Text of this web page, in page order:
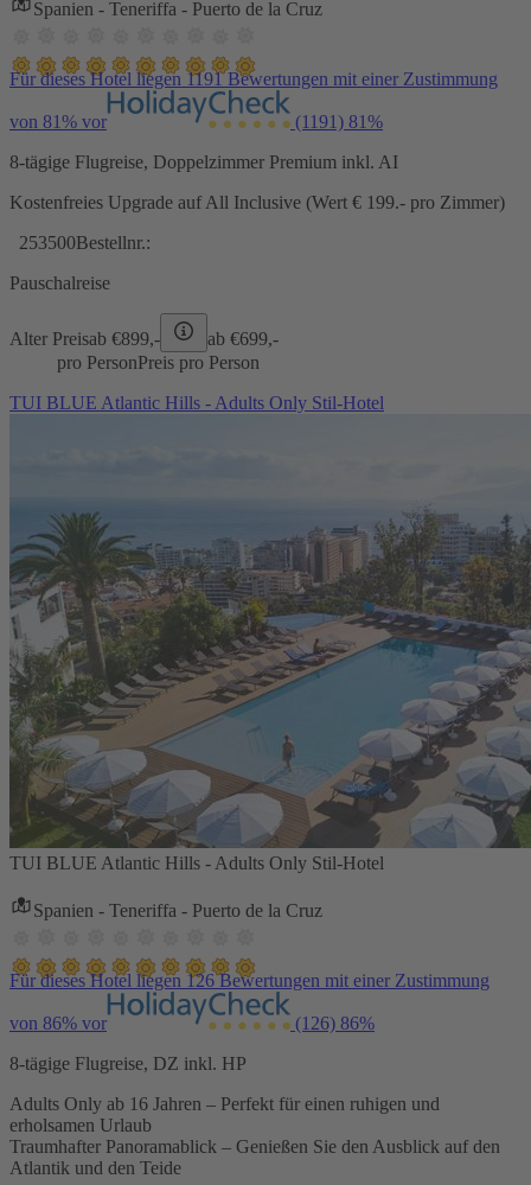
Spanien - Teneriffa - Puerto de la Cruz
Für dieses Hotel liegen 1191 Bewertungen mit einer Zustimmung
von 81% vor (1191) 81%
8-tägige Flugreise, Doppelzimmer Premium inkl. AI
Kostenfreies Upgrade auf All Inclusive (Wert € 199.- pro Zimmer)
253500Bestellnr.:
Pauschalreise
Alter Preisab €899,- ab €699,-
pro PersonPreis pro Person
TUI BLUE Atlantic Hills - Adults Only Stil-Hotel
TUI BLUE Atlantic Hills - Adults Only Stil-Hotel
Spanien - Teneriffa - Puerto de la Cruz
Für dieses Hotel liegen 126 Bewertungen mit einer Zustimmung
von 86% vor (126) 86%
8-tägige Flugreise, DZ inkl. HP
Adults Only ab 16 Jahren – Perfekt für einen ruhigen und
erholsamen Urlaub
Traumhafter Panoramablick – Genießen Sie den Ausblick auf den
Atlantik und den Teide